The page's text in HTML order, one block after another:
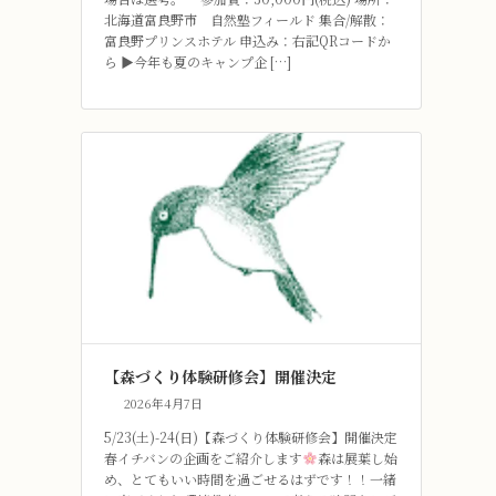
北海道富良野市 自然塾フィールド 集合/解散：
富良野プリンスホテル 申込み：右記QRコードか
ら ▶今年も夏のキャンプ企 […]
【森づくり体験研修会】開催決定
2026年4月7日
5/23(土)-24(日)【森づくり体験研修会】開催決定
春イチバンの企画をご紹介します
森は展葉し始
め、とてもいい時間を過ごせるはずです！！一緒